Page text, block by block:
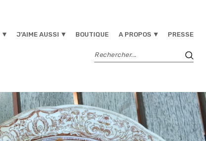
J’AIME AUSSI BOUTIQUE A PROPOS PRESSE